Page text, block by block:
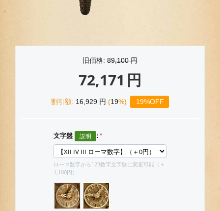
旧価格: 89,100 円
72,171 円
割引額: 16,929 円 (19%) 19%OFF
文字盤 :
ローマ数字から123数字文字盤に変更可能（＋
1,100円）